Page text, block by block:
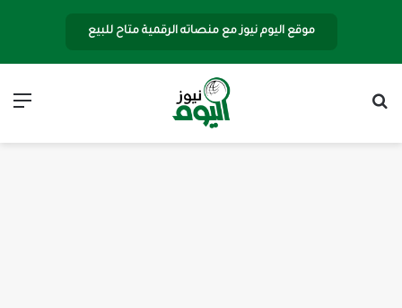
موقع اليوم نيوز مع منصاته الرقمية متاح للبيع